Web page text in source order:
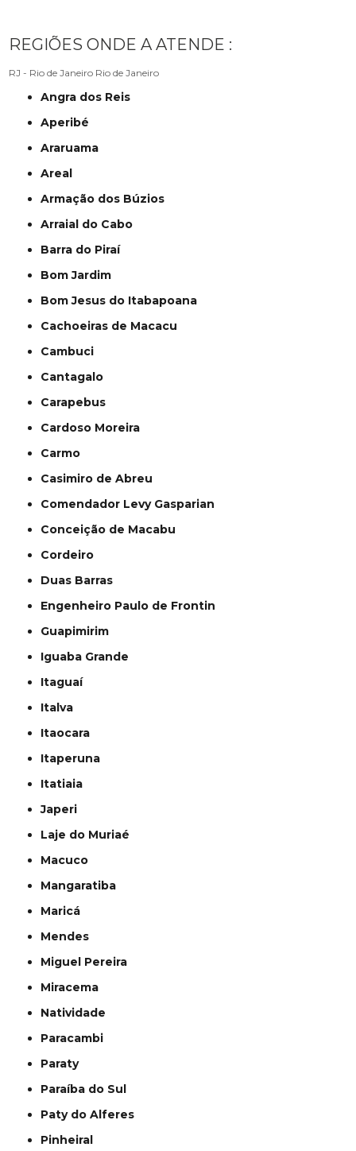
REGIÕES ONDE A ATENDE :
RJ - Rio de Janeiro Rio de Janeiro
Angra dos Reis
Aperibé
Araruama
Areal
Armação dos Búzios
Arraial do Cabo
Barra do Piraí
Bom Jardim
Bom Jesus do Itabapoana
Cachoeiras de Macacu
Cambuci
Cantagalo
Carapebus
Cardoso Moreira
Carmo
Casimiro de Abreu
Comendador Levy Gasparian
Conceição de Macabu
Cordeiro
Duas Barras
Engenheiro Paulo de Frontin
Guapimirim
Iguaba Grande
Itaguaí
Italva
Itaocara
Itaperuna
Itatiaia
Japeri
Laje do Muriaé
Macuco
Mangaratiba
Maricá
Mendes
Miguel Pereira
Miracema
Natividade
Paracambi
Paraty
Paraíba do Sul
Paty do Alferes
Pinheiral